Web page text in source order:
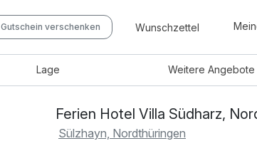
Gutschein verschenken Wunschzettel
Lage WeitereAngebote
Ferien Hotel Villa Südharz,
Sülzhayn, Nordthüringen